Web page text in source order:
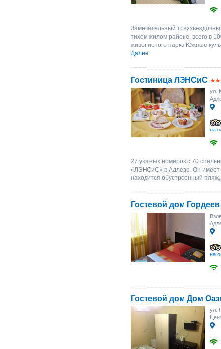
Замечательный
тихом жилом районе, всего в
живописного парка Южные
Далее
Гостиница ЛЭНСиС
ул.
на
27 уютных номеров с 70
«ЛЭНСиС» в Адлере. Он имеет
находится обустроенный
Гостевой дом Гордеев
на
Гостевой дом Дом
ул.